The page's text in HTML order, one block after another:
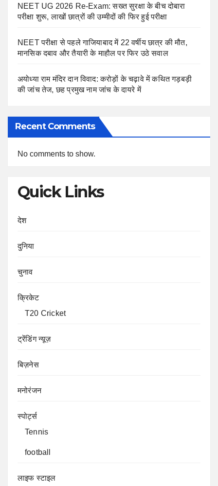
NEET UG 2026 Re-Exam: सख्त सुरक्षा के बीच दोबारा
परीक्षा शुरू, लाखों छात्रों की उम्मीदों की फिर हुई परीक्षा
NEET परीक्षा से पहले गाजियाबाद में 22 वर्षीय छात्र की मौत,
मानसिक दबाव और तैयारी के माहौल पर फिर उठे सवाल
अयोध्या राम मंदिर दान विवाद: करोड़ों के चढ़ावे में कथित गड़बड़ी
की जांच तेज, छह प्रमुख नाम जांच के दायरे में
Recent Comments
No comments to show.
Quick Links
देश
दुनिया
चुनाव
क्रिकेट
T20 Cricket
ट्रेंडिंग न्यूज़
बिज़नेस
मनोरंजन
स्पोर्ट्स
Tennis
football
लाइफ स्टाइल